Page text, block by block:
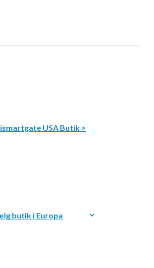
ismartgate USA Butik >